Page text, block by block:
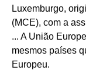
Luxemburgo,
(MCE), com a
... A União
mesmos países
Europeu.